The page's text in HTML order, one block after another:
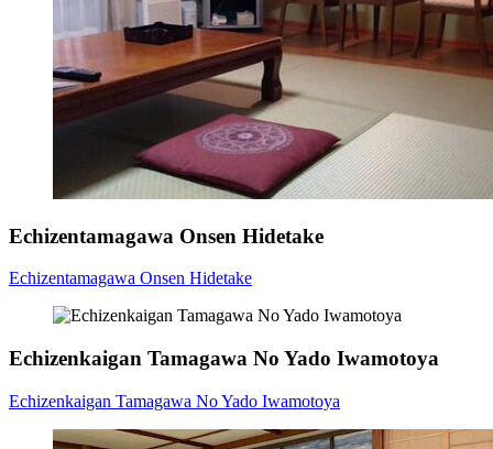
Echizentamagawa Onsen Hidetake
Echizentamagawa Onsen Hidetake
Echizenkaigan Tamagawa No Yado Iwamotoya
Echizenkaigan Tamagawa No Yado Iwamotoya